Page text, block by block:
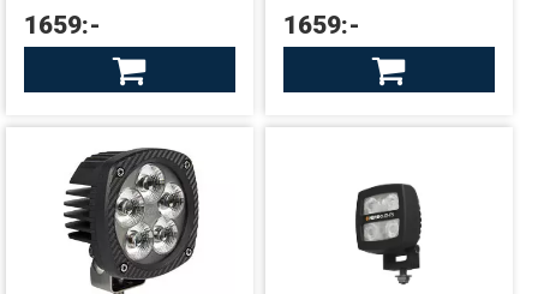
1659:-
Finns i lager
leverans från Sverige
1659:-
Finns i lager
leverans från Sverige